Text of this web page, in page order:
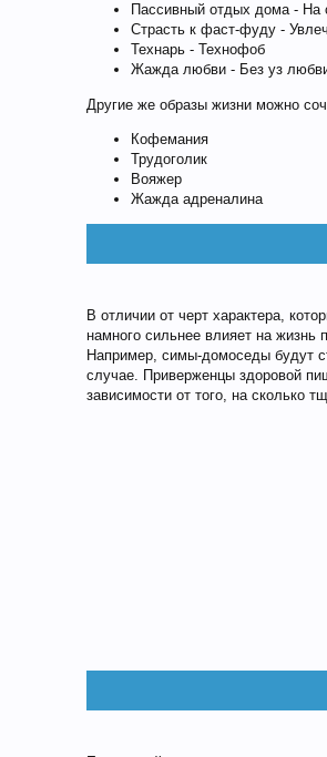
Пассивный отдых дома - На
Страсть к фаст-фуду -
Технарь - Технофоб
Жажда любви - Без уз
Другие же образы жизни можно
Кофемания
Трудоголик
Вояжер
Жажда адреналина
В отличии от черт характера,
намного сильнее влияет на жизнь
Например, симы-домоседы будут
случае. Приверженцы здоровой
зависимости от того, на сколько